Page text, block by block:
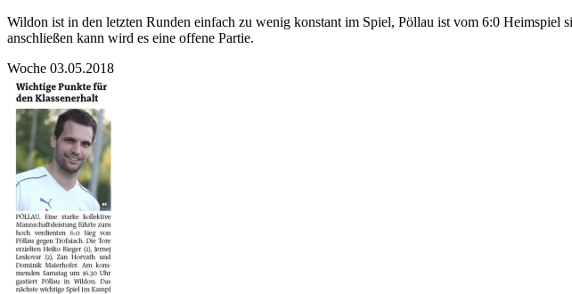
Wildon ist in den letzten Runden einfach zu wenig konstant im Spiel, Pöllau ist vom 6:0
anschließen kann wird es eine offene Partie.
Woche 03.05.2018